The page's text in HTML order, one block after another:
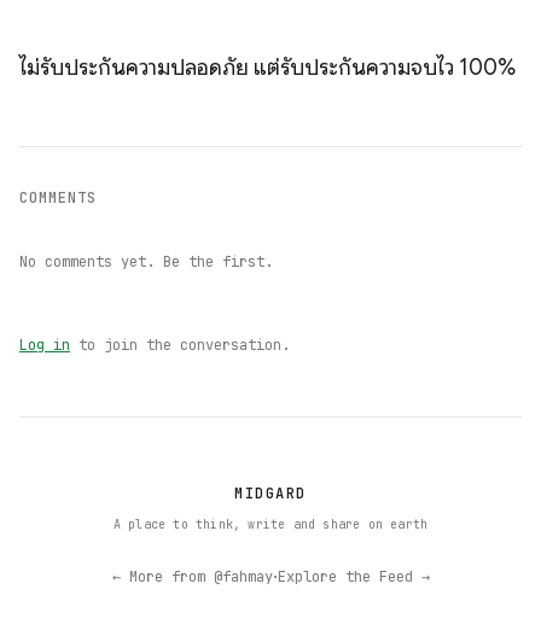
ไม่รับประกันความปลอดภัย แต่รับประกันความจบไว 100%
COMMENTS
No comments yet. Be the first.
Log in to join the conversation.
MIDGARD
A place to think, write and share on earth
← More from @fahmay·Explore the Feed →